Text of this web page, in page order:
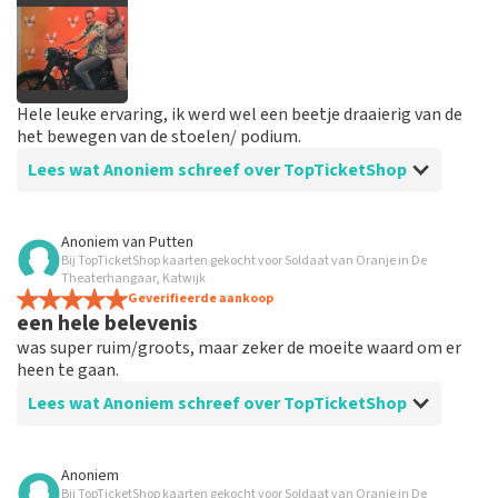
Hele leuke ervaring, ik werd wel een beetje draaierig van de
het bewegen van de stoelen/ podium.
Lees wat Anoniem schreef over TopTicketShop
Beoordeling van Anoniem over
Prima!
Handig site, goede communicatie en duidelijke
berichten via de mail
Anoniem van Putten
Bij TopTicketShop kaarten gekocht voor Soldaat van Oranje in De
Theaterhangaar, Katwijk
Geverifieerde aankoop
een hele belevenis
was super ruim/groots, maar zeker de moeite waard om er
heen te gaan.
Lees wat Anoniem schreef over TopTicketShop
Beoordeling van Anoniem over
Anoniem
Bij TopTicketShop kaarten gekocht voor Soldaat van Oranje in De